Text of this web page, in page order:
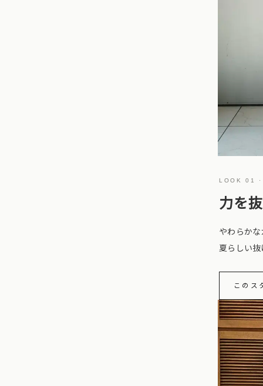
LOOK 01
力を
やわらか
夏らしい抜
このス